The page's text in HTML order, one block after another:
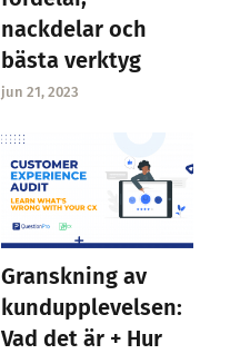
nackdelar och
bästa verktyg
jun 21, 2023
Granskning av
kundupplevelsen:
Vad det är + Hur